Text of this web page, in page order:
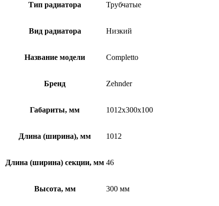
Тип радиатора Трубчатые
Вид радиатора Низкий
Название модели Completto
Бренд Zehnder
Габариты, мм 1012x300x100
Длина (ширина), мм 1012
Длина (ширина) секции, мм 46
Высота, мм 300 мм